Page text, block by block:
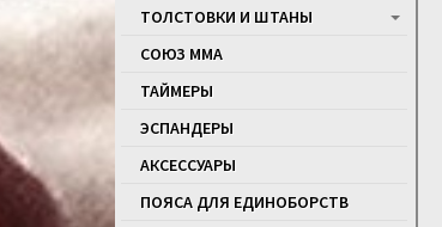
ТОЛСТОВКИ И ШТАНЫ
СОЮЗ ММА
ТАЙМЕРЫ
ЭСПАНДЕРЫ
АКСЕССУАРЫ
ПОЯСА ДЛЯ ЕДИНОБОРСТВ